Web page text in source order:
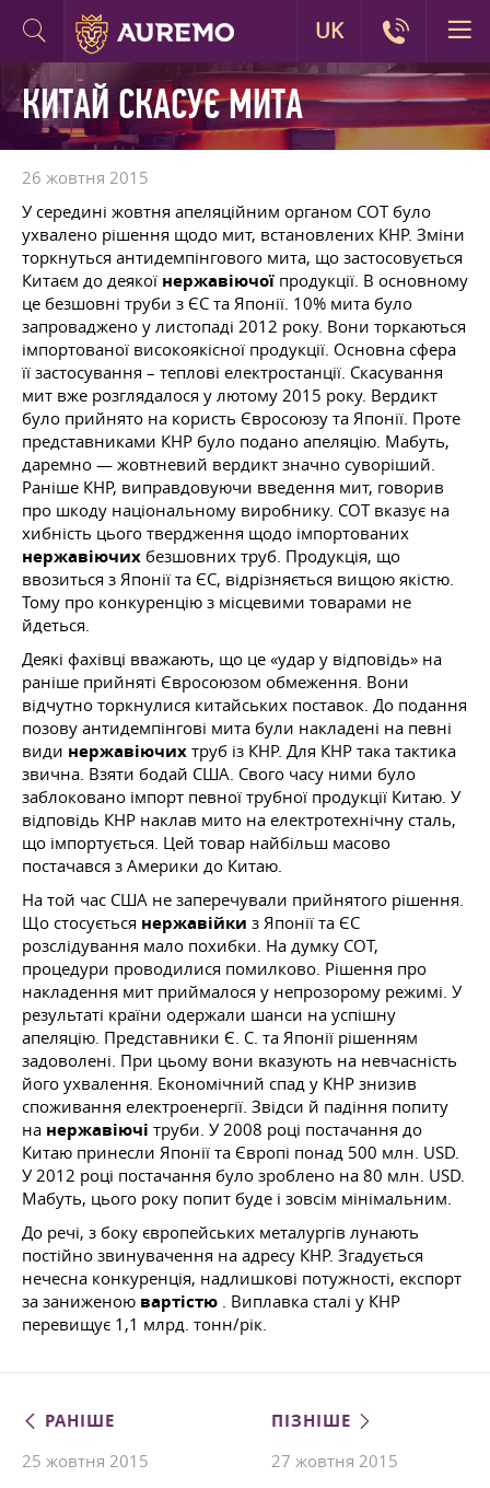
КИТАЙ СКАСУЄ МИТА
26 жовтня 2015
У середині жовтня апеляційним органом СОТ було
ухвалено рішення щодо мит, встановлених КНР. Зміни
торкнуться антидемпінгового мита, що застосовується
Китаєм до деякої нержавіючої продукції. В основному
це безшовні труби з ЄС та Японії. 10% мита було
запроваджено у листопаді 2012 року. Вони торкаються
імпортованої високоякісної продукції. Основна сфера
її застосування – теплові електростанції. Скасування
мит вже розглядалося у лютому 2015 року. Вердикт
було прийнято на користь Євросоюзу та Японії. Проте
представниками КНР було подано апеляцію. Мабуть,
даремно — жовтневий вердикт значно суворіший.
Раніше КНР, виправдовуючи введення мит, говорив
про шкоду національному виробнику. СОТ вказує на
хибність цього твердження щодо імпортованих
нержавіючих безшовних труб. Продукція, що
ввозиться з Японії та ЄС, відрізняється вищою якістю.
Тому про конкуренцію з місцевими товарами не
йдеться.
Деякі фахівці вважають, що це «удар у відповідь» на
раніше прийняті Євросоюзом обмеження. Вони
відчутно торкнулися китайських поставок. До подання
позову антидемпінгові мита були накладені на певні
види нержавіючих труб із КНР. Для КНР така тактика
звична. Взяти бодай США. Свого часу ними було
заблоковано імпорт певної трубної продукції Китаю. У
відповідь КНР наклав мито на електротехнічну сталь,
що імпортується. Цей товар найбільш масово
постачався з Америки до Китаю.
На той час США не заперечували прийнятого рішення.
Що стосується нержавійки з Японії та ЄС
розслідування мало похибки. На думку СОТ,
процедури проводилися помилково. Рішення про
накладення мит приймалося у непрозорому режимі. У
результаті країни одержали шанси на успішну
апеляцію. Представники Є. С. та Японії рішенням
задоволені. При цьому вони вказують на невчасність
його ухвалення. Економічний спад у КНР знизив
споживання електроенергії. Звідси й падіння попиту
на нержавіючі труби. У 2008 році постачання до
Китаю принесли Японії та Європі понад 500 млн. USD.
У 2012 році постачання було зроблено на 80 млн. USD.
Мабуть, цього року попит буде і зовсім мінімальним.
До речі, з боку європейських металургів лунають
постійно звинувачення на адресу КНР. Згадується
нечесна конкуренція, надлишкові потужності, експорт
за заниженою вартістю . Виплавка сталі у КНР
перевищує 1,1 млрд. тонн/рік.
РАНІШЕ
25 жовтня 2015
ПІЗНІШЕ
27 жовтня 2015
UK